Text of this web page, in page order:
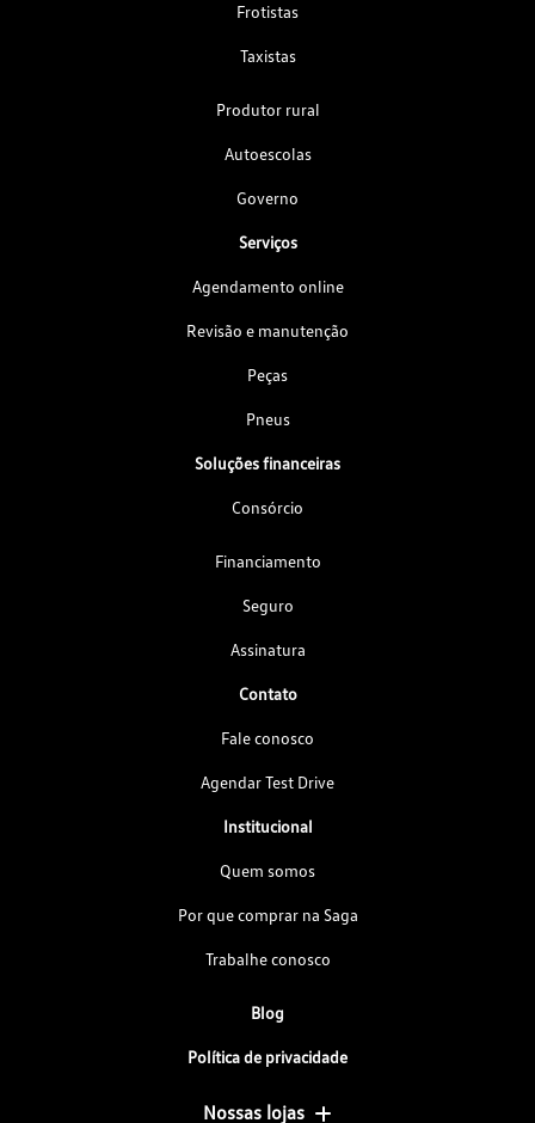
Frotistas
Taxistas
Produtor rural
Autoescolas
Governo
Serviços
Agendamento online
Revisão e manutenção
Peças
Pneus
Soluções financeiras
Consórcio
Financiamento
Seguro
Assinatura
Contato
Fale conosco
Agendar Test Drive
Institucional
Quem somos
Por que comprar na Saga
Trabalhe conosco
Blog
Política de privacidade
Nossas lojas